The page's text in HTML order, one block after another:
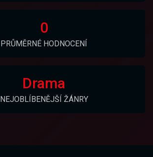
0
PRŮMĚRNÉ HODNOCENÍ
Drama
NEJOBLÍBENĚJŠÍ ŽÁNRY